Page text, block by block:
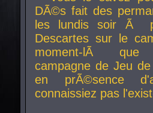
DÃ©s fait des
les lundis soir Ã
Descartes sur le
moment-lÃ que
campagne de Jeu
en prÃ©sence
connaissiez pas